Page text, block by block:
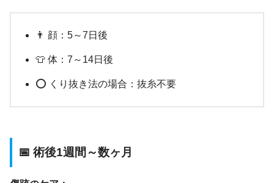
👨 顔：5～7日後
👕 体：7～14日後
⭕ くり抜き法の場合：抜糸不要
📅 術後1週間～数ヶ月